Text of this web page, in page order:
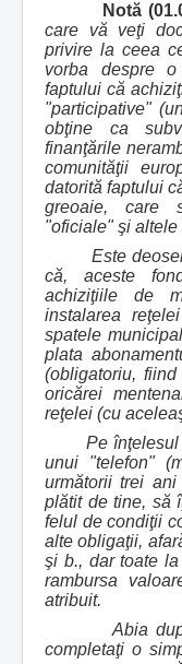
Notă
care vă veţi
privire la ceea
vorba despre
faptului că
"participative"
obţine ca
finanţările
comunităţii
datorită faptului
greoaie, care
"oficiale" şi altele
Este deosebit
că, aceste
achiziţiile de
instalarea
spatele
plata
(obligatoriu,
oricărei
reţelei (cu
Pe înţelesul
unui "telefon"
următorii trei
plătit de tine, să
felul de condiţii
alte obligaţii,
şi b., dar toate
rambursa
atribuit.
Abia după
completaţi o